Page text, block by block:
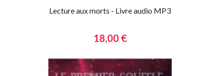
Lecture aux morts - Livre audio MP3
18,00 €